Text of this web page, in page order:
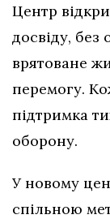
Центр
досвіду,
врятоване
перемогу.
підтримка
оборону.
У новому
спільною